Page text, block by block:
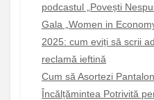
podcastul „Povești
Gala „Women in
2025: cum eviți să scrii
reclamă ieftină
Cum să Asortezi
Încălțămintea Potrivită